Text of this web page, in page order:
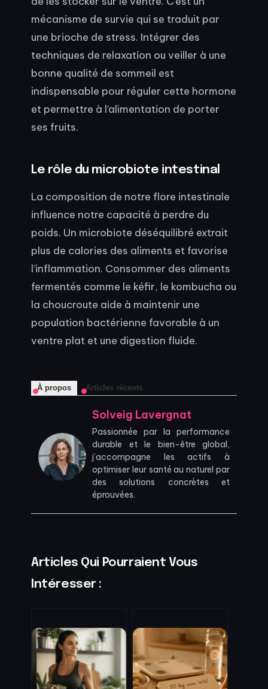
mécanisme de survie qui se traduit par
une brioche de stress. Intégrer des
techniques de relaxation ou veiller à une
bonne qualité de sommeil est
indispensable pour réguler cette hormone
et permettre à l’alimentation de porter
ses fruits.
Le rôle du microbiote intestinal
La composition de notre flore intestinale
influence notre capacité à perdre du
poids. Un microbiote déséquilibré extrait
plus de calories des aliments et favorise
l’inflammation. Consommer des aliments
fermentés comme le kéfir, le kombucha ou
la choucroute aide à maintenir une
population bactérienne favorable à un
ventre plat et une digestion fluide.
À propos Articles récents
Solveig Lavergnat
Passionnée par la performance
durable et le bien-être global,
j’accompagne les actifs à
optimiser leur santé au naturel par
des solutions concrètes et
éprouvées.
Articles Qui Pourraient Vous
Intéresser :